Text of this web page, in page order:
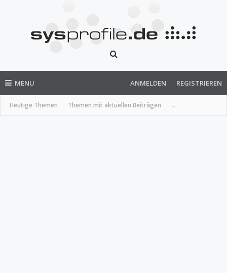
MENU
Heutige Themen Themen mit aktuellen Beiträgen ...
ANMELDEN REGISTRIEREN